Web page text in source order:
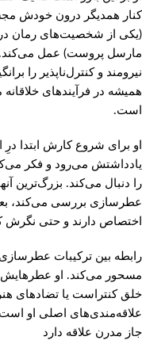
کنار همدیگر درون خودش
(یکی از شخصیت‌های رمان
مارسل پروست) عمل می‌کند.
نیرومند و کنترل‌ناپذیر را
همیشه در فرآیندهای
است.
او برای شروع کارش ابتدا
یادداشتش می‌رود و فکر
را دنبال می‌کند. بزرگ‌ترین
عطرسازی بررسی می‌کند،
اختصاص دارند و حتی نگرش
رابطه بین ترکیبات
مسحور می‌کند. او عطرهایش
خلق کنتراست یا تضادهای
علاقه‌مندی‌های اصلی او
جاز مدرن علاقه دارد